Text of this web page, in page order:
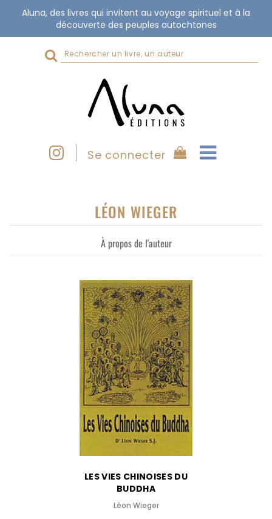
Aluna, des livres qui invitent au voyage spirituel et à la
découverte des peuples autochtones
Rechercher
sur
Se connecter
LÉON WIEGER
À propos de l'auteur
LES VIES CHINOISES DU
BUDDHA
Léon Wieger